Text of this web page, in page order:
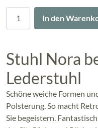
In den
Stuhl Nora
Lederstuhl
Schöne weiche Formen
Polsterung. So macht
Sie begeistern.